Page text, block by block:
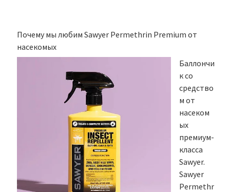
Почему мы любим Sawyer Permethrin Premium от
насекомых
Баллончи
к со
средство
м от
насеком
ых
премиум-
класса
Sawyer.
Sawyer
Permethr